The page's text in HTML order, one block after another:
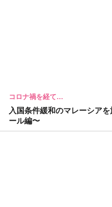
コロナ禍を経て…
入国条件緩和のマレーシア
ール編〜